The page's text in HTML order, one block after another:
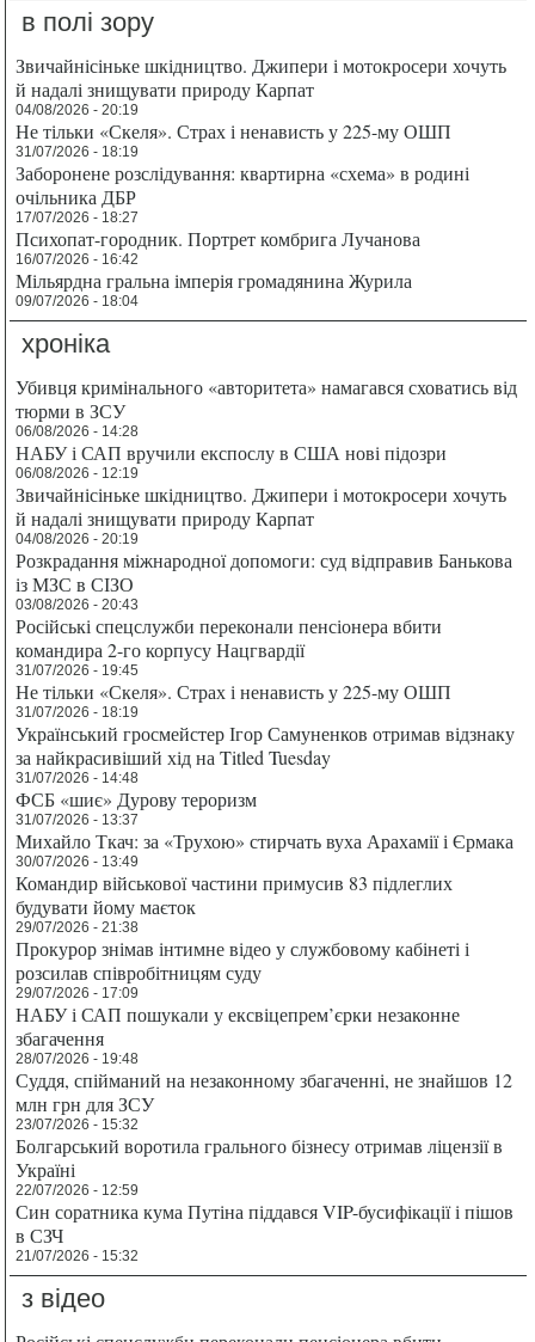
в полі зору
Звичайнісіньке шкідництво. Джипери і мотокросери хочуть
й надалі знищувати природу Карпат
04/08/2026 - 20:19
Не тільки «Скеля». Страх і ненависть у 225-му ОШП
31/07/2026 - 18:19
Заборонене розслідування: квартирна «схема» в родині
очільника ДБР
17/07/2026 - 18:27
Психопат-городник. Портрет комбрига Лучанова
16/07/2026 - 16:42
Мільярдна гральна імперія громадянина Журила
09/07/2026 - 18:04
хроніка
Убивця кримінального «авторитета» намагався сховатись від
тюрми в ЗСУ
06/08/2026 - 14:28
НАБУ і САП вручили експослу в США нові підозри
06/08/2026 - 12:19
Звичайнісіньке шкідництво. Джипери і мотокросери хочуть
й надалі знищувати природу Карпат
04/08/2026 - 20:19
Розкрадання міжнародної допомоги: суд відправив Банькова
із МЗС в СІЗО
03/08/2026 - 20:43
Російські спецслужби переконали пенсіонера вбити
командира 2-го корпусу Нацгвардії
31/07/2026 - 19:45
Не тільки «Скеля». Страх і ненависть у 225-му ОШП
31/07/2026 - 18:19
Український гросмейстер Ігор Самуненков отримав відзнаку
за найкрасивіший хід на Titled Tuesday
31/07/2026 - 14:48
ФСБ «шиє» Дурову тероризм
31/07/2026 - 13:37
Михайло Ткач: за «Трухою» стирчать вуха Арахамії і Єрмака
30/07/2026 - 13:49
Командир військової частини примусив 83 підлеглих
будувати йому маєток
29/07/2026 - 21:38
Прокурор знімав інтимне відео у службовому кабінеті і
розсилав співробітницям суду
29/07/2026 - 17:09
НАБУ і САП пошукали у ексвіцепрем’єрки незаконне
збагачення
28/07/2026 - 19:48
Суддя, спійманий на незаконному збагаченні, не знайшов 12
млн грн для ЗСУ
23/07/2026 - 15:32
Болгарський воротила грального бізнесу отримав ліцензії в
Україні
22/07/2026 - 12:59
Син соратника кума Путіна піддався VIP-бусифікації і пішов
в СЗЧ
21/07/2026 - 15:32
з відео